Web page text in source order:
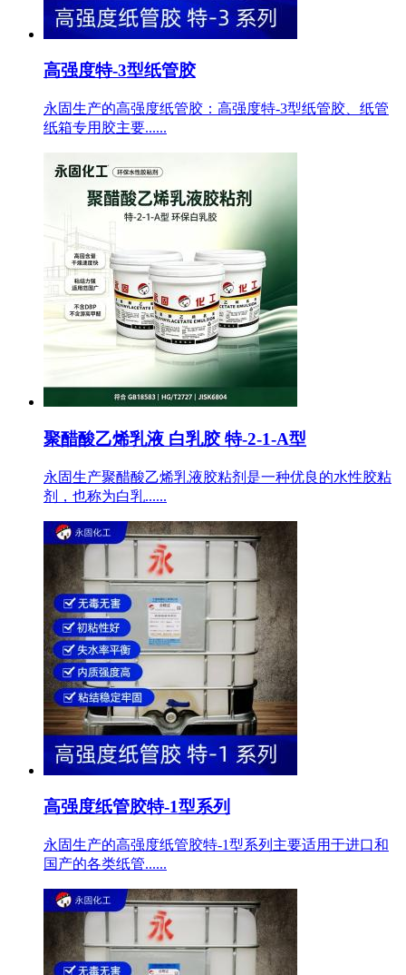
高强度特-3型纸管胶
永固生产的高强度纸管胶：高强度特-3型纸管胶、纸管
纸箱专用胶主要......
聚醋酸乙烯乳液 白乳胶 特-2-1-A型
永固生产聚醋酸乙烯乳液胶粘剂是一种优良的水性胶粘
剂，也称为白乳......
高强度纸管胶特-1型系列
永固生产的高强度纸管胶特-1型系列主要适用于进口和
国产的各类纸管......